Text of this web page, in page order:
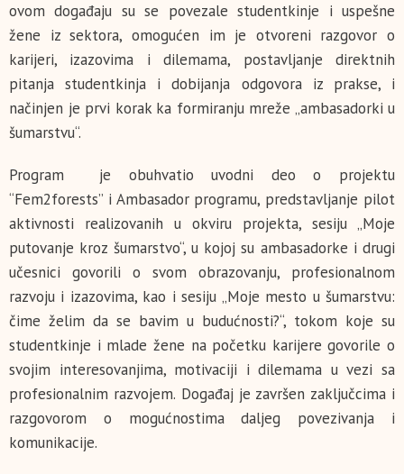
ovom događaju su se povezale studentkinje i uspešne
žene iz sektora, omogućen im je otvoreni razgovor o
karijeri, izazovima i dilemama, postavljanje direktnih
pitanja studentkinja i dobijanja odgovora iz prakse, i
načinjen je prvi korak ka formiranju mreže „ambasadorki u
šumarstvu“.
Program je obuhvatio uvodni deo o projektu
“Fem2forests” i Ambasador programu, predstavljanje pilot
aktivnosti realizovanih u okviru projekta, sesiju „Moje
putovanje kroz šumarstvo“, u kojoj su ambasadorke i drugi
učesnici govorili o svom obrazovanju, profesionalnom
razvoju i izazovima, kao i sesiju „Moje mesto u šumarstvu:
čime želim da se bavim u budućnosti?“, tokom koje su
studentkinje i mlade žene na početku karijere govorile o
svojim interesovanjima, motivaciji i dilemama u vezi sa
profesionalnim razvojem. Događaj je završen zaključcima i
razgovorom o mogućnostima daljeg povezivanja i
komunikacije.